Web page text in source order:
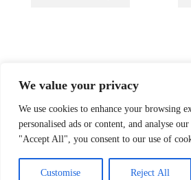
We value your privacy
We use cookies to enhance your browsing
personalised ads or content, and analyse
"Accept All", you consent to our use of
Customise Reject All